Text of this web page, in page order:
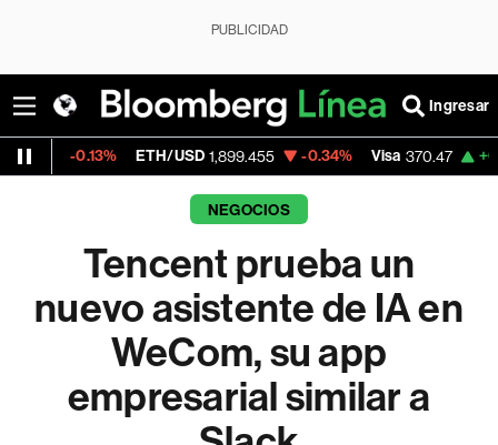
PUBLICIDAD
Ingresar
ETH/USD 1,899.455 -0.34% Visa 370.47 +0.52%
NEGOCIOS
Tencent prueba un
nuevo asistente de IA en
WeCom, su app
empresarial similar a